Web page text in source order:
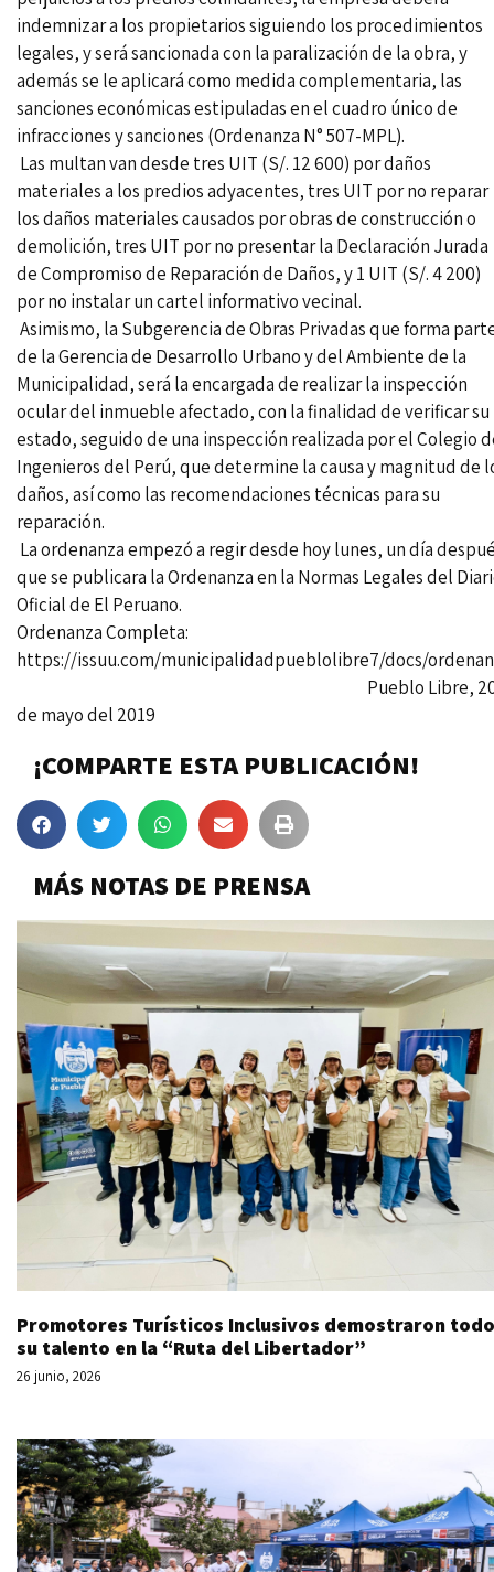
indemnizar a los propietarios siguiendo los procedimientos
legales, y será sancionada con la paralización de la obra, y
además se le aplicará como medida complementaria, las
sanciones económicas estipuladas en el cuadro único de
infracciones y sanciones (Ordenanza N° 507-MPL).
Las multan van desde tres UIT (S/. 12 600) por daños
materiales a los predios adyacentes, tres UIT por no reparar
los daños materiales causados por obras de construcción o
demolición, tres UIT por no presentar la Declaración Jurada
de Compromiso de Reparación de Daños, y 1 UIT (S/. 4 200)
por no instalar un cartel informativo vecinal.
Asimismo, la Subgerencia de Obras Privadas que forma
de la Gerencia de Desarrollo Urbano y del Ambiente de la
Municipalidad, será la encargada de realizar la inspección
ocular del inmueble afectado, con la finalidad de verificar su
estado, seguido de una inspección realizada por el Colegio
Ingenieros del Perú, que determine la causa y magnitud de
daños, así como las recomendaciones técnicas para su
reparación.
La ordenanza empezó a regir desde hoy lunes, un día
que se publicara la Ordenanza en la Normas Legales del
Oficial de El Peruano.
Ordenanza Completa:
https://issuu.com/municipalidadpueblolibre7/docs/
Pueblo Libre,
de mayo del 2019
¡COMPARTE ESTA PUBLICACIÓN!
MÁS NOTAS DE PRENSA
Promotores Turísticos Inclusivos demostraron todo
su talento en la “Ruta del Libertador”
26 junio, 2026